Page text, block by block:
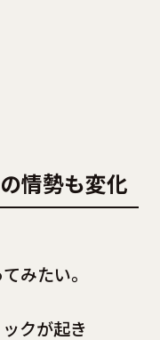
情勢も変化
みたい。
クが起き